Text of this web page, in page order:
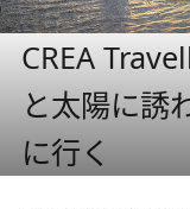
CREA
と太陽に誘
に行く